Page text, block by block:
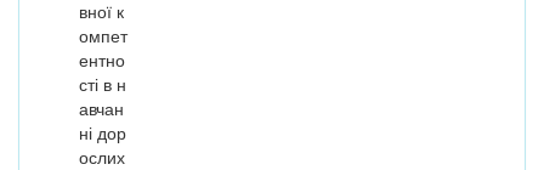
вної к
омпет
ентно
сті в н
авчан
ні дор
ослих